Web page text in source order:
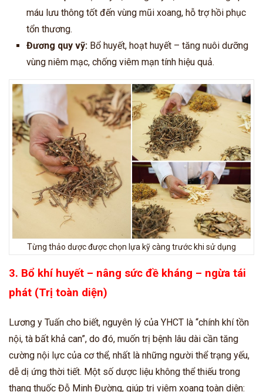
máu lưu thông tốt đến vùng mũi xoang, hỗ trợ hồi phục
tổn thương.
Đương quy vỹ: Bổ huyết, hoạt huyết – tăng nuôi dưỡng
vùng niêm mạc, chống viêm mạn tính hiệu quả.
Từng thảo dược được chọn lựa kỹ càng trước khi sử dụng
3. Bổ khí huyết – nâng sức đề kháng – ngừa tái
phát (Trị toàn diện)
Lương y Tuấn cho biết, nguyên lý của YHCT là “chính khí tồn
nội, tà bất khả can”, do đó, muốn trị bệnh lâu dài cần tăng
cường nội lực của cơ thể, nhất là những người thể trạng yếu,
dễ dị ứng thời tiết. Một số dược liệu không thể thiếu trong
thang thuốc Đỗ Minh Đường, giúp trị viêm xoang toàn diện: